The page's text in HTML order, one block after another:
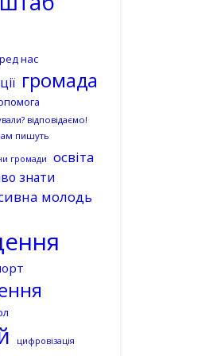
нас
громада
відповідаємо!
пишуть
громади освіта
знати
молодь
цифровізація